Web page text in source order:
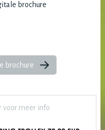
brochure
brochure
voor meer info